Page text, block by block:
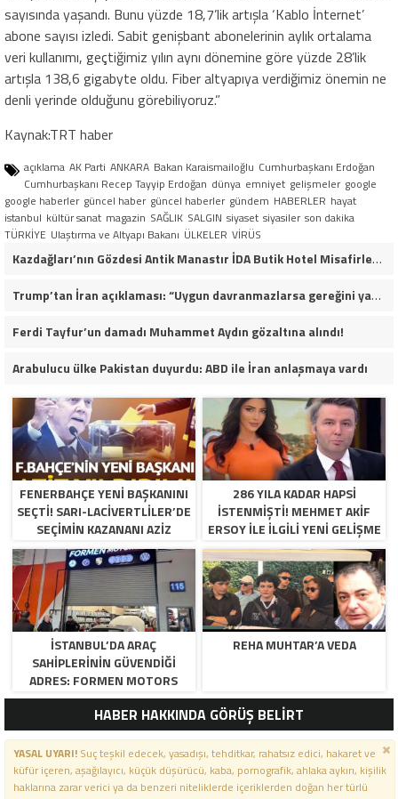
sayısında yaşandı. Bunu yüzde 18,7’lik artışla ‘Kablo İnternet’
abone sayısı izledi. Sabit genişbant abonelerinin aylık ortalama
veri kullanımı, geçtiğimiz yılın aynı dönemine göre yüzde 28’lik
artışla 138,6 gigabyte oldu. Fiber altyapıya verdiğimiz önemin ne
denli yerinde olduğunu görebiliyoruz.”
Kaynak:TRT haber
açıklama AK Parti ANKARA Bakan Karaismailoğlu Cumhurbaşkanı Erdoğan
Cumhurbaşkanı Recep Tayyip Erdoğan dünya emniyet gelişmeler google
google haberler güncel haber güncel haberler gündem HABERLER hayat
istanbul kültür sanat magazin SAĞLIK SALGIN siyaset siyasiler son dakika
TÜRKİYE Ulaştırma ve Altyapı Bakanı ÜLKELER VİRÜS
Kazdağları’nın Gözdesi Antik Manastır İDA Butik Hotel Misafirlerinden Tam Not Alıyor
Trump’tan İran açıklaması: “Uygun davranmazlarsa gereğini yaparım”
Ferdi Tayfur’un damadı Muhammet Aydın gözaltına alındı!
Arabulucu ülke Pakistan duyurdu: ABD ile İran anlaşmaya vardı
FENERBAHÇE YENI BAŞKANINI
SEÇTI! SARI-LACIVERTLILER’DE
SEÇIMIN KAZANANI AZIZ
YILDIRIM OLDU
286 YILA KADAR HAPSI
ISTENMIŞTI! MEHMET AKIF
ERSOY ILE ILGILI YENI GELIŞME
İSTANBUL’DA ARAÇ
SAHIPLERININ GÜVENDIĞI
ADRES: FORMEN MOTORS
REHA MUHTAR’A VEDA
HABER HAKKINDA GÖRÜŞ BELİRT
YASAL UYARI!Suç teşkil edecek, yasadışı, tehditkar, rahatsız edici, hakaret ve
küfür içeren, aşağılayıcı, küçük düşürücü, kaba, pornografik, ahlaka aykırı, kişilik
haklarına zarar verici ya da benzeri niteliklerde içeriklerden doğan her türlü